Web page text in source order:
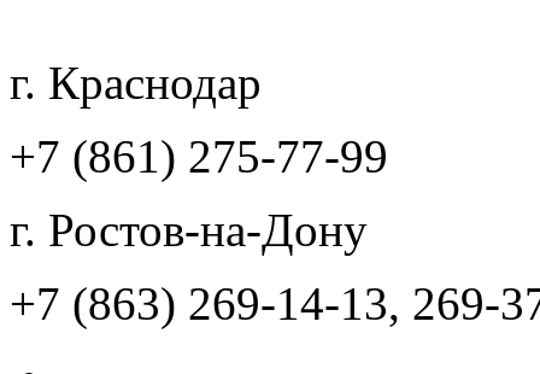
г. Краснодар
+7 (861) 275-77-99
г. Ростов-на-Дону
+7 (863) 269-14-13, 269-